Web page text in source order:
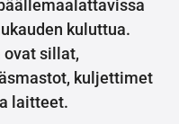
kuluttua.
sillat,
kuljettimet
laitteet.